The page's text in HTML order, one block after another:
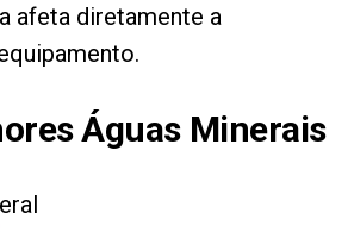
afeta diretamente a
Águas Minerais